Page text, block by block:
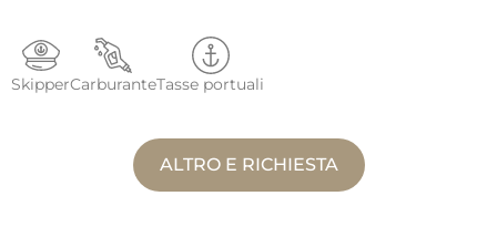
SkipperCarburanteTasse portuali
ALTRO E RICHIESTA